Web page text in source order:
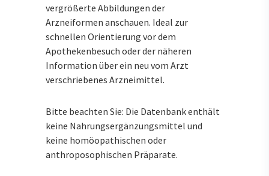
vergrößerte Abbildungen der
Arzneiformen anschauen. Ideal zur
schnellen Orientierung vor dem
Apothekenbesuch oder der näheren
Information über ein neu vom Arzt
verschriebenes Arzneimittel.
Bitte beachten Sie: Die Datenbank enthält
keine Nahrungsergänzungsmittel und
keine homöopathischen oder
anthroposophischen Präparate.